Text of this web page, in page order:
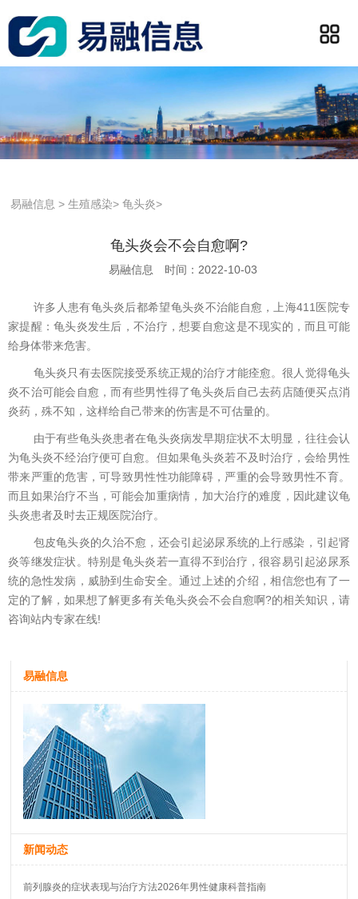
易融信息 >生殖感染>龟头炎>
龟头炎会不会自愈啊?
易融信息 时间：2022-10-03
许多人患有龟头炎后都希望龟头炎不治能自愈，上海411医院专
家提醒：龟头炎发生后，不治疗，想要自愈这是不现实的，而且可能
给身体带来危害。
龟头炎只有去医院接受系统正规的治疗才能痊愈。很人觉得龟头
炎不治可能会自愈，而有些男性得了龟头炎后自己去药店随便买点消
炎药，殊不知，这样给自己带来的伤害是不可估量的。
由于有些龟头炎患者在龟头炎病发早期症状不太明显，往往会认
为龟头炎不经治疗便可自愈。但如果龟头炎若不及时治疗，会给男性
带来严重的危害，可导致男性性功能障碍，严重的会导致男性不育。
而且如果治疗不当，可能会加重病情，加大治疗的难度，因此建议龟
头炎患者及时去正规医院治疗。
包皮龟头炎的久治不愈，还会引起泌尿系统的上行感染，引起肾
炎等继发症状。特别是龟头炎若一直得不到治疗，很容易引起泌尿系
统的急性发病，威胁到生命安全。通过上述的介绍，相信您也有了一
定的了解，如果想了解更多有关龟头炎会不会自愈啊?的相关知识，请
咨询站内专家在线!
易融信息
新闻动态
前列腺炎的症状表现与治疗方法2026年男性健康科普指南